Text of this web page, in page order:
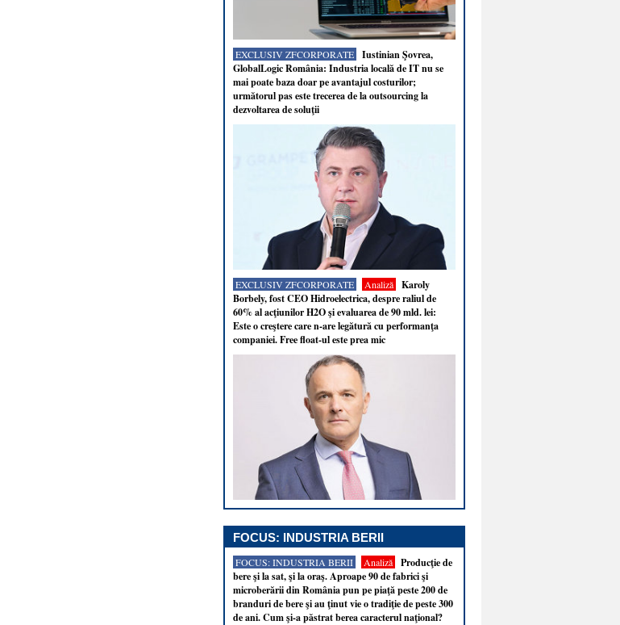
EXCLUSIV ZFCORPORATE
Iustinian Şovrea,
GlobalLogic România: Industria locală de IT nu se
mai poate baza doar pe avantajul costurilor;
următorul pas este trecerea de la outsourcing la
dezvoltarea de soluţii
EXCLUSIV ZFCORPORATE Analiză
Karoly
Borbely, fost CEO Hidroelectrica, despre raliul de
60% al acţiunilor H2O şi evaluarea de 90 mld. lei:
Este o creştere care n-are legătură cu performanţa
companiei. Free float-ul este prea mic
FOCUS: INDUSTRIA BERII
FOCUS: INDUSTRIA BERII Analiză
Producţie de
bere şi la sat, şi la oraş. Aproape 90 de fabrici şi
microberării din România pun pe piaţă peste 200 de
branduri de bere şi au ţinut vie o tradiţie de peste 300
de ani. Cum şi-a păstrat berea caracterul naţional?